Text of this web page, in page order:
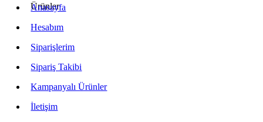
Anasayfa
Hesabım
Siparişlerim
Sipariş Takibi
Kampanyalı Ürünler
İletişim